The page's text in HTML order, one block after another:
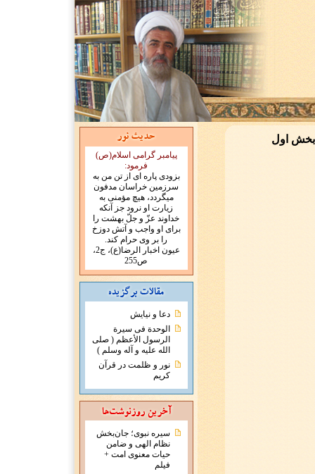
پیامبر گرامی اسلام(ص)
فرمود:
بزودى پاره اى از تن من به
سرزمين خراسان مدفون
ميگردد، هيچ مؤمنى به
زيارت او نرود جز آنكه
خداوند عزّ و جلّ بهشت را
براى او واجب و آتش دوزخ
را بر وى حرام کند.
عیون اخبار الرضا(ع)، ج2،
ص255
دعا و نیایش
الوحدة فی سیرة
الرسول الأعظم ( صلی
الله علیه و آله وسلم )
نور و ظلمت در قرآن
کریم
سیره نبوی؛ جان‌بخش
نظام الهی و ضامن
حیات معنوی امت +
فیلم
بخش اول